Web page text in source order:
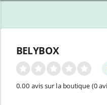
BELYBOX
0.00 avis sur la boutique (0